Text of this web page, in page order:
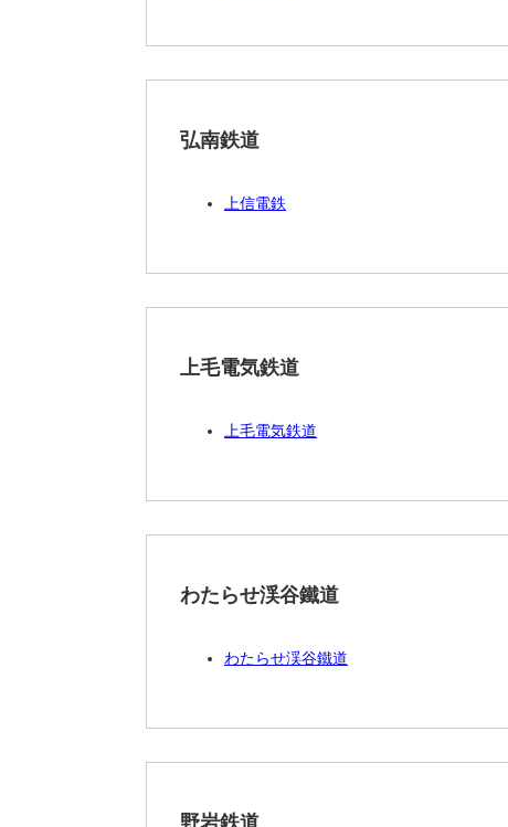
弘南鉄道
上信電鉄
上毛電気鉄道
上毛電気鉄道
わたらせ渓谷鐵道
わたらせ渓谷鐵道
野岩鉄道